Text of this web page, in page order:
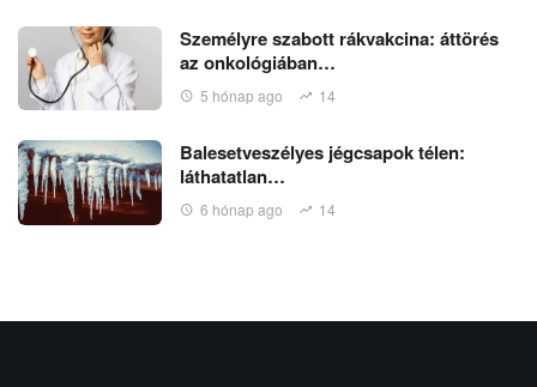
Személyre szabott rákvakcina: áttörés
az onkológiában…
5 hónap ago 14
Balesetveszélyes jégcsapok télen:
láthatatlan…
6 hónap ago 14